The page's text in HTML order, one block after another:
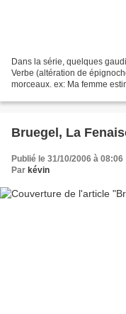
Dans la série, quelques
Verbe (altération de
morceaux. ex: Ma femme
Bruegel, La
Publié le 31/10/2006 à 08:06
Par kévin